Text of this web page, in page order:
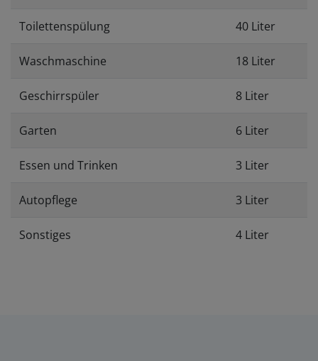
Toilettenspülung 40 Liter
Waschmaschine 18 Liter
Geschirrspüler 8 Liter
Garten 6 Liter
Essen und Trinken 3 Liter
Autopflege 3 Liter
Sonstiges 4 Liter